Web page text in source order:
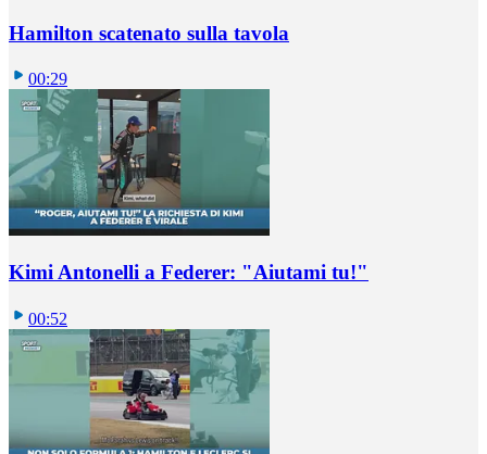
Hamilton scatenato sulla tavola
00:29
Kimi Antonelli a Federer: "Aiutami tu!"
00:52